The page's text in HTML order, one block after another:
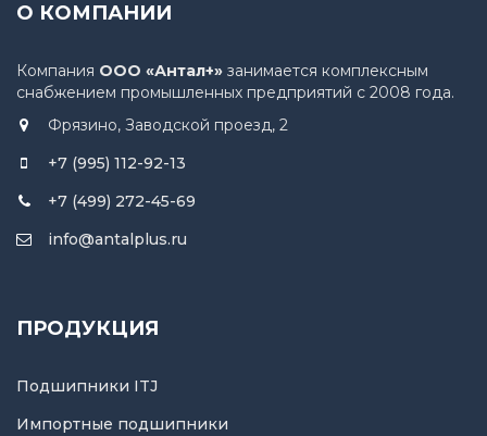
О КОМПАНИИ
Компания ООО «Антал+» занимается комплексным
снабжением промышленных предприятий с 2008 года.
Фрязино, Заводской проезд, 2
+7 (995) 112-92-13
+7 (499) 272-45-69
info@antalplus.ru
ПРОДУКЦИЯ
Подшипники ITJ
Импортные подшипники